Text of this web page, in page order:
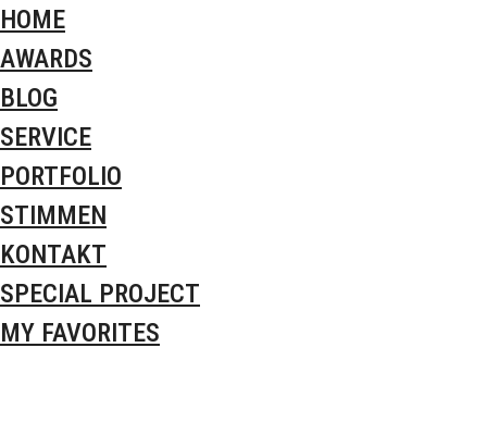
HOME
AWARDS
BLOG
SERVICE
PORTFOLIO
STIMMEN
KONTAKT
SPECIAL PROJECT
MY FAVORITES